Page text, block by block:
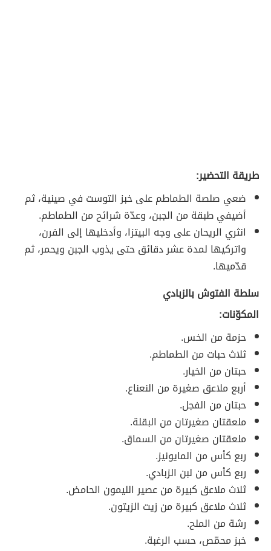
طريقة التحضير:
ضعي صلصة الطماطم على خبز التوست في صينية، ثم
أضيفي طبقة من الجبن، وعدّة شرائح من الطماطم.
انثري الريحان على وجه البيتزا، وأدخليها إلى الفرن،
واتركيها لمدة عشر دقائق حتى يذوب الجبن ويحمر، ثم
قدّميها.
سلطة الفتوش بالزبادي
المكوّنات:
حزمة من الخس.
ثلاث حبات من الطماطم.
حبتان من الخيار.
أربع ملاعق صغيرة من النعناع.
حبتان من الفجل.
ملعقتان صغيرتان من البقلة.
ملعقتان صغيرتان من السماق.
ربع كأس من المايونيز.
ربع كأس من لبن الزبادي.
ثلاث ملاعق كبيرة من عصير الليمون الحامض.
ثلاث ملاعق كبيرة من زيت الزيتون.
رشة من الملح.
خبز محمّص، حسب الرغبة.